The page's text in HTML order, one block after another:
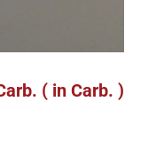
( in Carb. )